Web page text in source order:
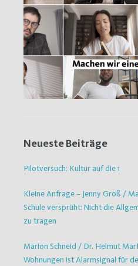
Neueste Beiträge
Pilotversuch: Kultur auf die 1
Kleine Anfrage – Jenny Groß /
Schule versprüht: Nicht die
zu tragen
Marion Schneid / Dr. Helmut
Wohnungen ist Alarmsignal für